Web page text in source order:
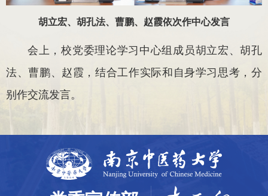
胡立宏、胡孔法、曹鹏、赵霞依次作中心发言
会上，校党委理论学习中心组成员胡立宏、胡孔
法、曹鹏、赵霞，结合工作实际和自身学习思考，分
别作交流发言。